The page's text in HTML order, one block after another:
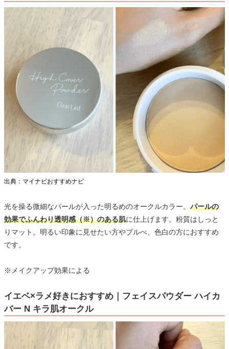
出典：マイナビおすすめナビ
光を操る微細なパールが入った明るめのオークルカラー。 パールの
効果でふんわり透明感（※）のある肌に仕上げます。粉質はしっと
りマット。明るい印象に見せたい方やブルべ、色白の方におすすめ
です。
※メイクアップ効果による
イエベ×ラメ好きにおすすめ｜フェイスパウダー ハイカ
バー N キラ肌オークル